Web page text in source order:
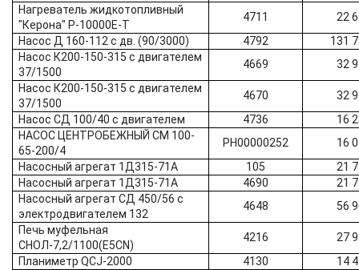
Нагреватель жидкотопливный
"Керона" Р-10000Е-Т
4711
22
Насос Д 160-112 с дв. (90/3000)
4792
131
Насос К200-150-315 с двигателем
37/1500
4669
32
Насос К200-150-315 с двигателем
37/1500
4670
32
Насос СД 100/40 с двигателем
4736
16
НАСОС ЦЕНТРОБЕЖНЫЙ СМ 100-
65-200/4
РН00000252
16
Насосный агрегат 1Д315-71А
105
21
Насосный агрегат 1Д315-71А
4690
21
Насосный агрегат СД 450/56 с
электродвигателем 132
4648
56
Печь муфельная
СНОЛ-7,2/1100(Е5СN)
4216
27
Планиметр QCJ-2000
4130
14